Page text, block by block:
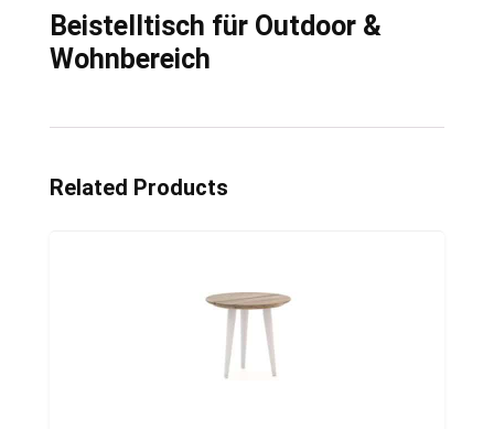
Beistelltisch für Outdoor &
Wohnbereich
Related Products